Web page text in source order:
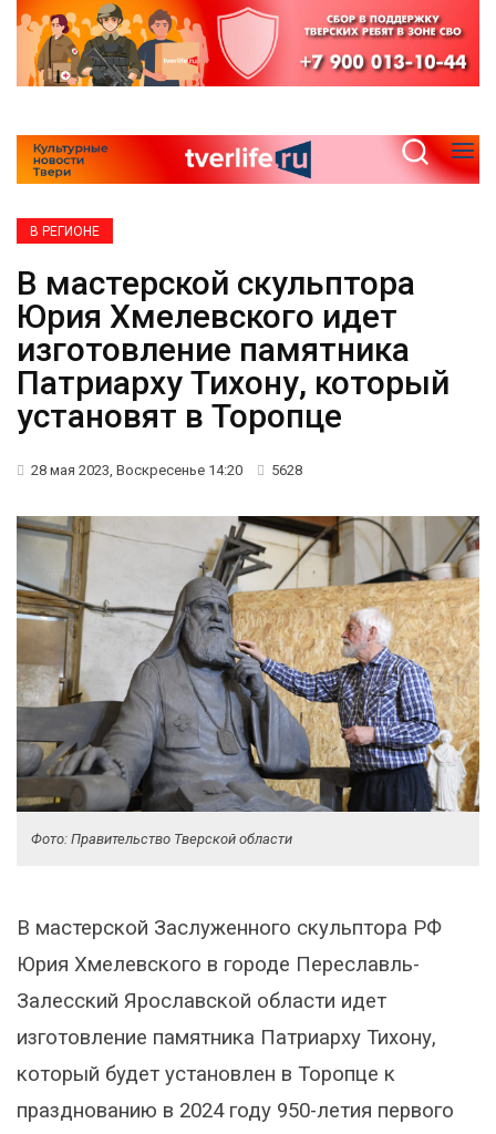
В РЕГИОНЕ
В мастерской скульптора
Юрия Хмелевского идет
изготовление памятника
Патриарху Тихону, который
установят в Торопце
28 мая 2023, Воскресенье 14:20 5628
Фото: Правительство Тверской области
В мастерской Заслуженного скульптора РФ
Юрия Хмелевского в городе Переславль-
Залесский Ярославской области идет
изготовление памятника Патриарху Тихону,
который будет установлен в Торопце к
празднованию в 2024 году 950-летия первого